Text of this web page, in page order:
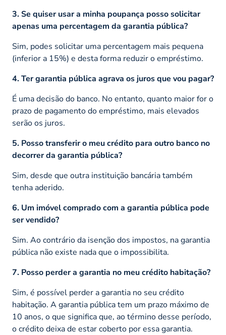
3. Se quiser usar a minha poupança posso solicitar
apenas uma percentagem da garantia pública?
Sim, podes solicitar uma percentagem mais pequena
(inferior a 15%) e desta forma reduzir o empréstimo.
4. Ter garantia pública agrava os juros que vou pagar?
É uma decisão do banco. No entanto, quanto maior for o
prazo de pagamento do empréstimo, mais elevados
serão os juros.
5. Posso transferir o meu crédito para outro banco no
decorrer da garantia pública?
Sim, desde que outra instituição bancária também
tenha aderido.
6. Um imóvel comprado com a garantia pública pode
ser vendido?
Sim. Ao contrário da isenção dos impostos, na garantia
pública não existe nada que o impossibilita.
7. Posso perder a garantia no meu crédito habitação?
Sim, é possível perder a garantia no seu crédito
habitação. A garantia pública tem um prazo máximo de
10 anos, o que significa que, ao término desse período,
o crédito deixa de estar coberto por essa garantia.